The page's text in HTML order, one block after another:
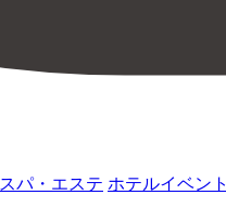
スパ・エステ ホテルイベント